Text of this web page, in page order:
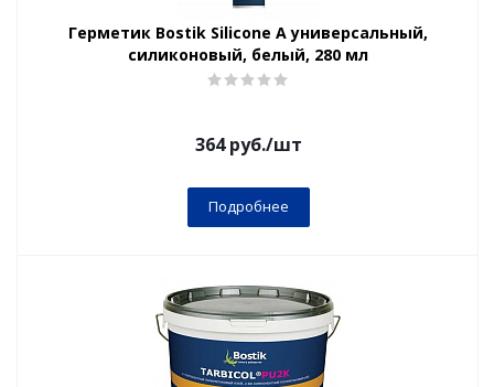
Герметик Bostik Silicone A универсальный,
силиконовый, белый, 280 мл
364руб./шт
Подробнее